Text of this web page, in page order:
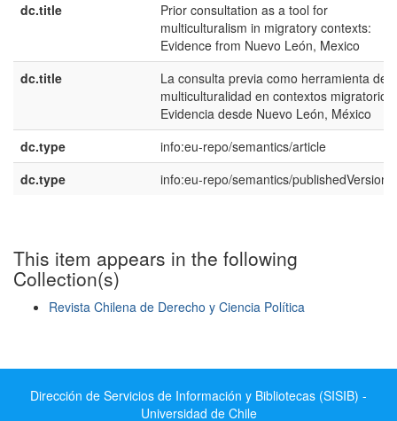
dc.title
Prior consultation as a tool for
multiculturalism in migratory contexts:
Evidence from Nuevo León, Mexico
dc.title
La consulta previa como herramienta de
multiculturalidad en contextos migratorios:
Evidencia desde Nuevo León, México
dc.type
info:eu-repo/semantics/article
dc.type
info:eu-repo/semantics/publishedVersion
This item appears in the following
Collection(s)
Revista Chilena de Derecho y Ciencia Política
Dirección de Servicios de Información y Bibliotecas (SISIB) -
Universidad de Chile